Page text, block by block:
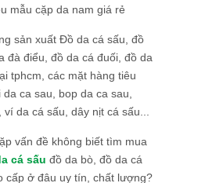
mẫu cặp da nam giá rẻ
sản xuất Đồ da cá sấu, đồ
đà điểu, đồ da cá đuối, đồ da
tphcm, các mặt hàng tiêu
ca sau, bop da ca sau,
da cá sấu, dây nịt cá sấu...
vấn đề không biết tìm mua
cá sấu đồ da bò, đồ da cá
cấp ở đâu uy tín, chất lượng?